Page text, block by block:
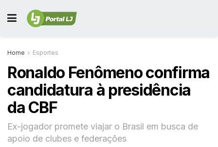
Home Esportes
Ronaldo Fenômeno confirma
candidatura à presidência
da CBF
Ex-jogador promete viajar o Brasil em busca de
apoio de clubes e federações